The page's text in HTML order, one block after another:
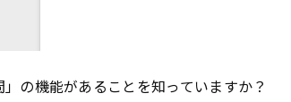
の機能があることを知っていますか？